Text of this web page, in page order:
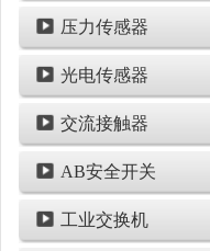
压力传感器
光电传感器
交流接触器
AB安全开关
工业交换机